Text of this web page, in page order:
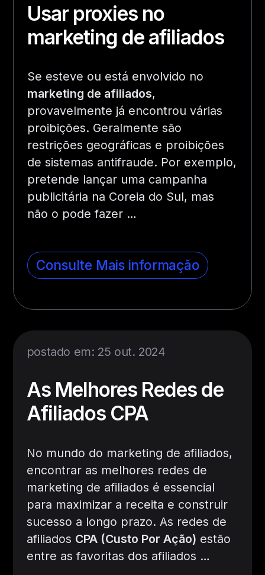
Usar proxies no
marketing de afiliados
Se esteve ou está envolvido no
marketing de afiliados,
provavelmente já encontrou várias
proibições. Geralmente são
restrições geográficas e proibições
de sistemas antifraude. Por exemplo,
pretende lançar uma campanha
publicitária na Coreia do Sul, mas
não o pode fazer …
Consulte Mais informação
postado em: 25 out. 2024
As Melhores Redes de
Afiliados CPA
No mundo do marketing de afiliados,
encontrar as melhores redes de
marketing de afiliados é essencial
para maximizar a receita e construir
sucesso a longo prazo. As redes de
afiliados CPA (Custo Por Ação) estão
entre as favoritas dos afiliados …